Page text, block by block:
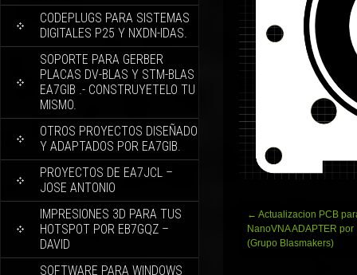
CODEPLUGS PARA SISTEMAS
DIGITALES P25 Y NXDN-IDAS.
SOPORTE PARA GERBER
PLACAS DV-BLAS Y STM-BLAS
EA7GIB .- CONSTRUYETELO TU
MISMO.
OTROS PROYECTOS DISEÑADO
Y ADAPTADOS POR EA7GIB.
PROYECTOS DE EA7JCL –
JOSE ANTONIO
IMPRESIONES 3D PARA TUS
HOTSPOT POR EB7GQZ –
DAVID
SOFTWARE PARA WINDOWS
Navegación
de
entradas
← Actualizacion PCB
NanoVNA ADAPTER por
(Grupo Blasmakers)